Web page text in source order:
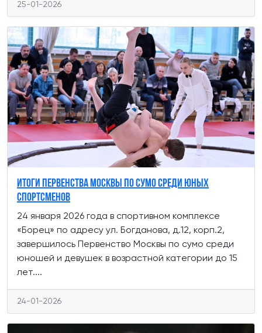
25-01-2026
Итоги Первенства Москвы по сумо среди юных
спортсменов
24 января 2026 года в спортивном комплексе
«Борец» по адресу ул. Богданова, д.12, корп.2,
завершилось Первенство Москвы по сумо среди
юношей и девушек в возрастной категории до 15
лет....
24-01-2026